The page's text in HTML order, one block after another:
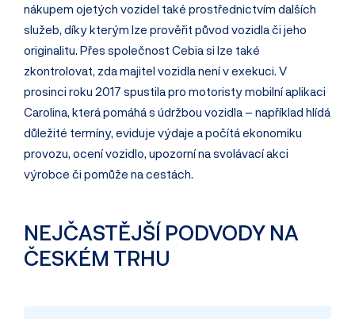
nákupem ojetých vozidel také prostřednictvím dalších
služeb, díky kterým lze prověřit původ vozidla či jeho
originalitu. Přes společnost Cebia si lze také
zkontrolovat, zda majitel vozidla není v exekuci. V
prosinci roku 2017 spustila pro motoristy mobilní aplikaci
Carolina, která pomáhá s údržbou vozidla – například hlídá
důležité termíny, eviduje výdaje a počítá ekonomiku
provozu, ocení vozidlo, upozorní na svolávací akci
výrobce či pomůže na cestách.
NEJČASTĚJŠÍ PODVODY NA
ČESKÉM TRHU